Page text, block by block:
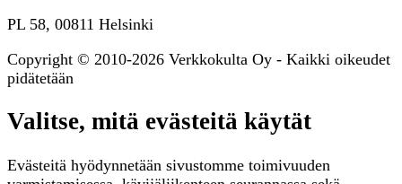
PL 58, 00811 Helsinki
Copyright © 2010-2026 Verkkokulta Oy - Kaikki oikeudet
pidätetään
Valitse, mitä evästeitä käytät
Evästeitä hyödynnetään sivustomme toimivuuden